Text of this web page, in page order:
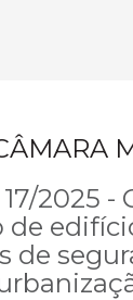
17/2025
de